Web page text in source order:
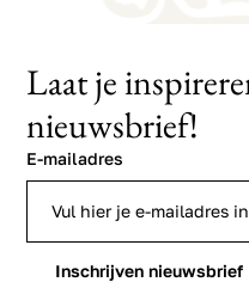
Laat je
nieuwsbrief!
E-mailadres
Inschrijven nieuwsbrief